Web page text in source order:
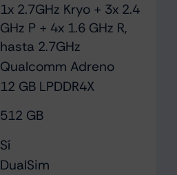
1x 2.7GHz Kryo + 3x 2.4
GHz P + 4x 1.6 GHz R,
hasta 2.7GHz
Qualcomm Adreno
12 GB LPDDR4X
512 GB
Sí
DualSim